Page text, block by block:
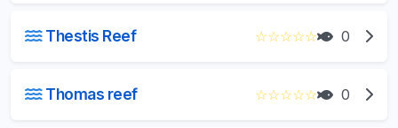
Thestis Reef ☆☆☆☆☆ 0
Thomas reef ☆☆☆☆☆ 0